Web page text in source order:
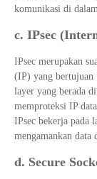
komunikasi di
c. IPsec
IPsec merupakan
(IP) yang bertujuan
layer yang berada
memproteksi IP
IPsec bekerja pada
mengamankan data
d. Secure